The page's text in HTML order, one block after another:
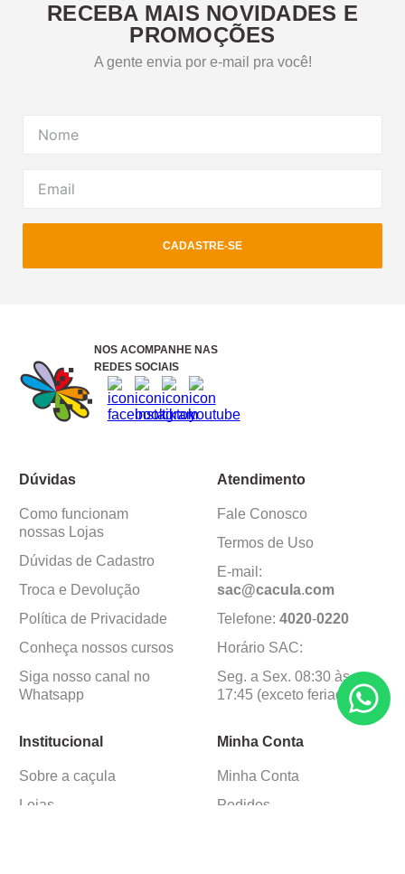
RECEBA MAIS NOVIDADES E
PROMOÇÕES
A gente envia por e-mail pra você!
CADASTRE-SE
NOS ACOMPANHE NAS
REDES SOCIAIS
Dúvidas
Como funcionam
nossas Lojas
Dúvidas de Cadastro
Troca e Devolução
Política de Privacidade
Conheça nossos cursos
Siga nosso canal no
Whatsapp
Atendimento
Fale Conosco
Termos de Uso
E-mail:
sac@cacula.com
Telefone: 4020-0220
Horário SAC:
Seg. a Sex. 08:30 às
17:45 (exceto feriados)
Institucional
Sobre a caçula
Lojas
Minha Conta
Minha Conta
Pedidos